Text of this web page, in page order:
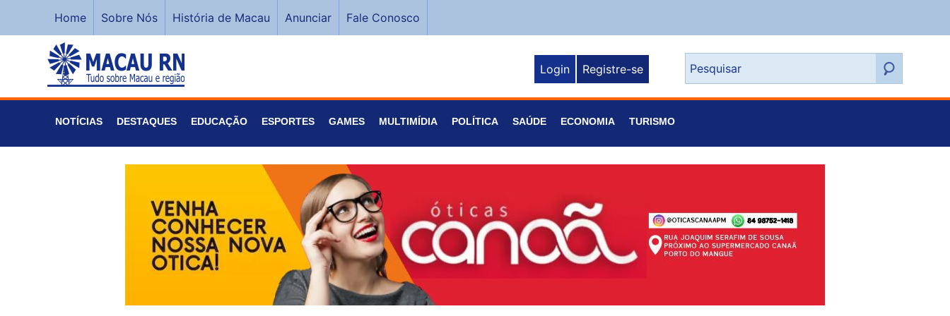
Home Sobre Nós História de Macau Anunciar Fale Conosco
Login Registre-se
NOTÍCIAS DESTAQUES EDUCAÇÃO ESPORTES GAMES MULTIMÍDIA POLÍTICA SAÚDE ECONOMIA TURISMO